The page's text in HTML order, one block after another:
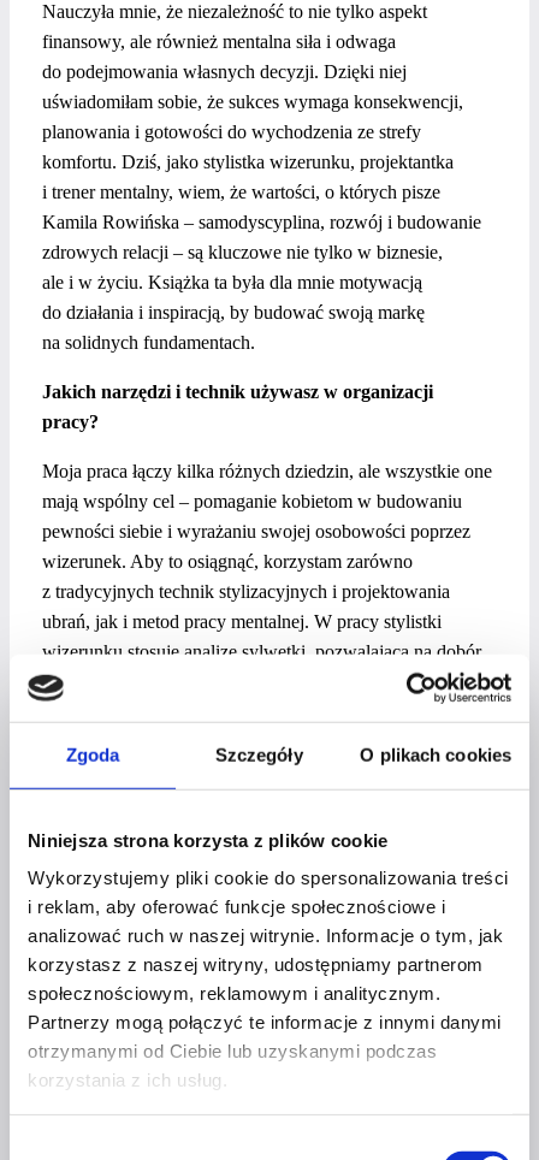
Zgoda Szczegóły O plikach cookies
Niniejsza strona korzysta z plików cookie
Wykorzystujemy pliki cookie do spersonalizowania treści
i reklam, aby oferować funkcje społecznościowe i
analizować ruch w naszej witrynie. Informacje o tym, jak
korzystasz z naszej witryny, udostępniamy partnerom
społecznościowym, reklamowym i analitycznym.
Partnerzy mogą połączyć te informacje z innymi danymi
otrzymanymi od Ciebie lub uzyskanymi podczas
korzystania z ich usług.
Nauczyła mnie, że niezależność to nie tylko aspekt
finansowy, ale również mentalna siła i odwaga
do podejmowania własnych decyzji. Dzięki niej
uświadomiłam sobie, że sukces wymaga konsekwencji,
planowania i gotowości do wychodzenia ze strefy
komfortu. Dziś, jako stylistka wizerunku, projektantka
i trener mentalny, wiem, że wartości, o których pisze
Kamila Rowińska – samodyscyplina, rozwój i budowanie
zdrowych relacji – są kluczowe nie tylko w biznesie,
ale i w życiu. Książka ta była dla mnie motywacją
do działania i inspiracją, by budować swoją markę
na solidnych fundamentach.
Jakich narzędzi i technik używasz w organizacji
pracy?
Moja praca łączy kilka różnych dziedzin, ale wszystkie one
mają wspólny cel – pomaganie kobietom w budowaniu
pewności siebie i wyrażaniu swojej osobowości poprzez
wizerunek. Aby to osiągnąć, korzystam zarówno
z tradycyjnych technik stylizacyjnych i projektowania
ubrań, jak i metod pracy mentalnej. W pracy stylistki
wizerunku stosuję analizę sylwetki, pozwalająca na dobór
krojów i fasonów, które podkreślają atuty figury
kolorystyczna, dzięki której dobieram barwy pasujące
do typu urody klientki, co sprawia, że jej wygląd nabiera
szafy w budowaniu kapsułowej garderoby, czyli zestawu
stylizacje. W ramach konsultacji stylizacyjnych organizuję
także personal shopping, czyli wspólne zakupy, podczas
których uczę klientki świadomego wyboru ubrań zgodnych
z ich osobowością i stylem życia.
Ważnym aspektem mojej pracy jest psychologia koloru
i wizerunku – pomaganie klientkom w świadomym
kreowaniu pierwszego wrażenia oraz komunikowaniu
swojej osobowości poprzez ubiór. Stylizacja
to nie tylko moda – to narzędzie do budowania pewności